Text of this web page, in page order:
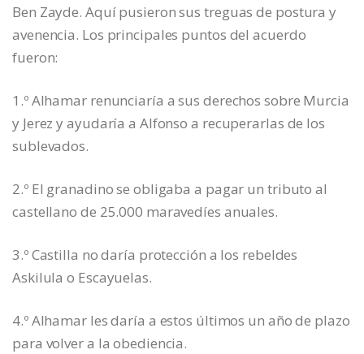
Ben Zayde. Aquí pusieron sus treguas de postura y
avenencia. Los principales puntos del acuerdo
fueron:
1.º Alhamar renunciaría a sus derechos sobre Murcia
y Jerez y ayudaría a Alfonso a recuperarlas de los
sublevados.
2.º El granadino se obligaba a pagar un tributo al
castellano de 25.000 maravedíes anuales.
3.º Castilla no daría protección a los rebeldes
Askilula o Escayuelas.
4.º Alhamar les daría a estos últimos un año de plazo
para volver a la obediencia.